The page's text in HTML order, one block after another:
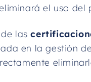
el uso del
de las
en la gestión